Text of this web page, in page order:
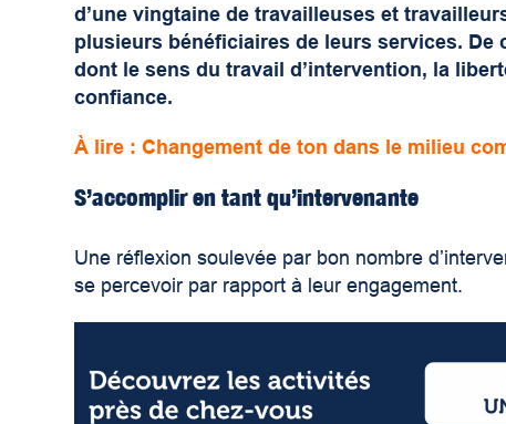
d’une vingtaine de travailleuses et
plusieurs bénéficiaires de leurs services.
dont le sens du travail d’intervention, la
confiance.
À lire : Changement de ton dans le milieu
S’accomplir en tant qu’intervenante
Une réflexion soulevée par bon nombre
se percevoir par rapport à leur engagement.